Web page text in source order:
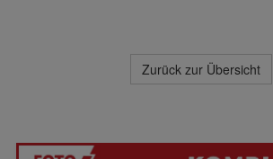
Zurück zur Übersicht